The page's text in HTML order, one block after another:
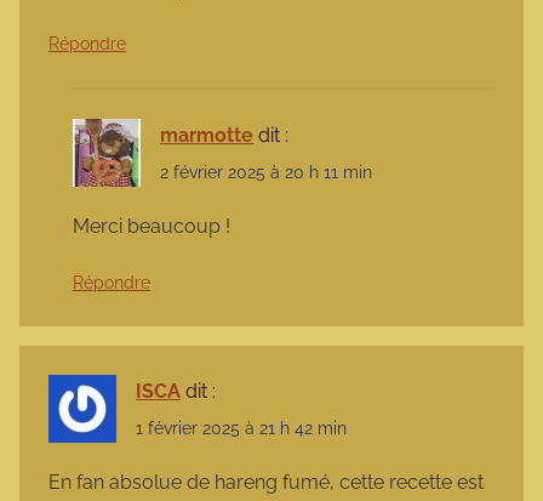
Répondre
marmotte dit :
2 février 2025 à 20 h 11 min
Merci beaucoup !
Répondre
ISCA dit :
1 février 2025 à 21 h 42 min
En fan absolue de hareng fumé, cette recette est